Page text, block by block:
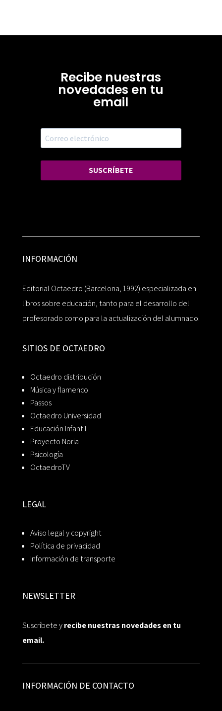
Recibe nuestras
novedades en tu
email
SUSCRÍBETE
INFORMACIÓN
Editorial Octaedro (Barcelona, 1992) especializada en
libros sobre educación, tanto para el desarrollo del
profesorado como para la actualización del alumnado.
SITIOS DE OCTAEDRO
Octaedro distribución
Música y flamenco
Passos
Octaedro Universidad
Educación Infantil
Proyecto Noria
Psicología
OctaedroTV
LEGAL
Aviso legal y copyright
Política de privacidad
Información de transporte
NEWSLETTER
Suscríbete yrecibe nuestras novedades en tu
email.
INFORMACIÓN DE CONTACTO